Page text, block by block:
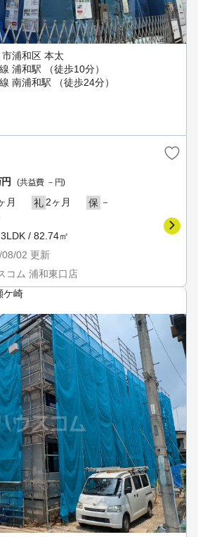
浦和区 本太
浦和駅 （徒歩10分）
南浦和駅 （徒歩24分）
(共益費 －円)
月 礼 2ヶ月 保 －
/ 82.74㎡
02 更新
コム 浦和東口店
ケ崎